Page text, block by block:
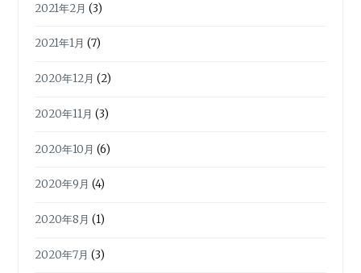
2021年2月 (3)
2021年1月 (7)
2020年12月 (2)
2020年11月 (3)
2020年10月 (6)
2020年9月 (4)
2020年8月 (1)
2020年7月 (3)